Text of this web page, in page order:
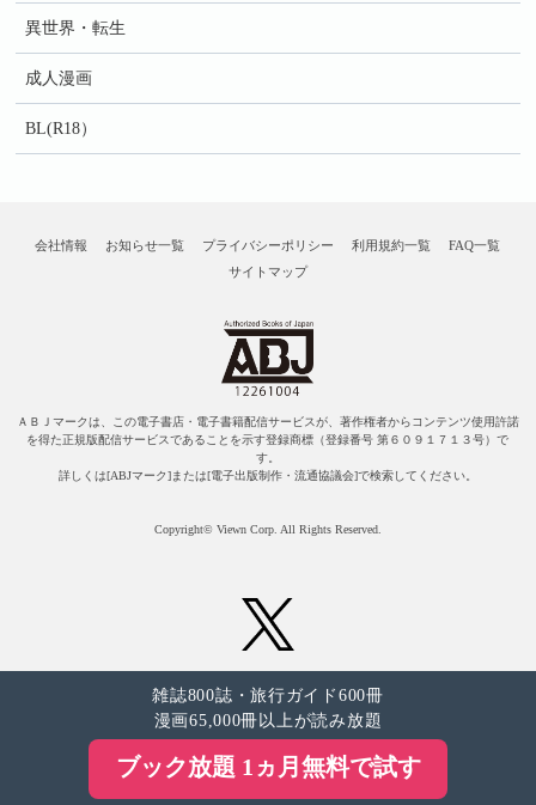
異世界・転生
成人漫画
BL(R18）
会社情報 お知らせ一覧 プライバシーポリシー 利用規約一覧
FAQ一覧
サイトマップ
ＡＢＪマークは、この電子書店・電子書籍配信サービスが、著作権者からコンテンツ使用許諾
を得た正規版配信サービスであることを示す登録商標（登録番号 第６０９１７１３号）で
す。
詳しくは[ABJマーク]または[電子出版制作・流通協議会]で検索してください。
Copyright© Viewn Corp. All Rights Reserved.
雑誌800誌・旅行ガイド600冊
漫画65,000冊以上が読み放題
ブック放題 1ヵ月無料で試す